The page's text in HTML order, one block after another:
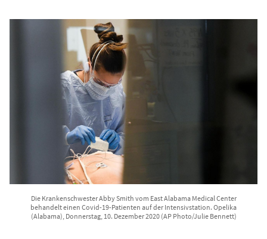
Die Krankenschwester Abby Smith vom East Alabama Medical Center
behandelt einen Covid-19-Patienten auf der Intensivstation. Opelika
(Alabama), Donnerstag, 10. Dezember 2020 (AP Photo/Julie Bennett)